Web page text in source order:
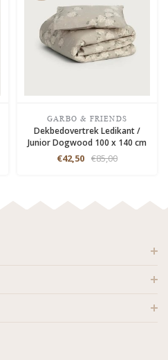
GARBO & FRIENDS
Dekbedovertrek Ledikant /
Junior Dogwood 100 x 140 cm
€42,50 €85,00